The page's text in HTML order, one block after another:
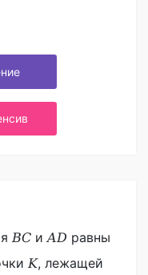
BC иAD равны
K, лежащей